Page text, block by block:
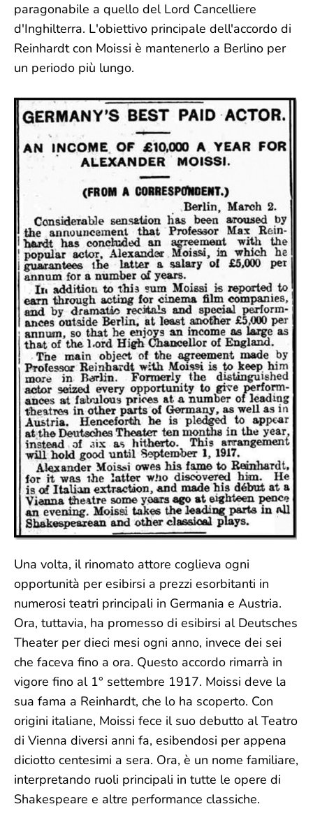
paragonabile a quello del Lord Cancelliere
d'Inghilterra. L'obiettivo principale dell'accordo di
Reinhardt con Moissi è mantenerlo a Berlino per
un periodo più lungo.
Una volta, il rinomato attore coglieva ogni
opportunità per esibirsi a prezzi esorbitanti in
numerosi teatri principali in Germania e Austria.
Ora, tuttavia, ha promesso di esibirsi al Deutsches
Theater per dieci mesi ogni anno, invece dei sei
che faceva fino a ora. Questo accordo rimarrà in
vigore fino al 1° settembre 1917. Moissi deve la
sua fama a Reinhardt, che lo ha scoperto. Con
origini italiane, Moissi fece il suo debutto al Teatro
di Vienna diversi anni fa, esibendosi per appena
diciotto centesimi a sera. Ora, è un nome familiare,
interpretando ruoli principali in tutte le opere di
Shakespeare e altre performance classiche.